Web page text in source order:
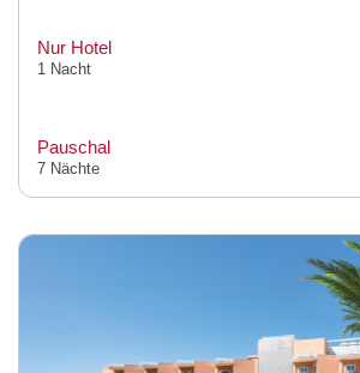
Nur Hotel
1 Nacht
Pauschal
7 Nächte